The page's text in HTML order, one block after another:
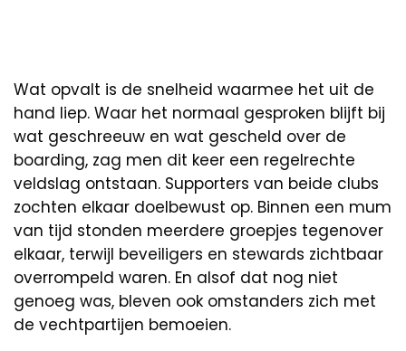
Wat opvalt is de snelheid waarmee het uit de
hand liep. Waar het normaal gesproken blijft bij
wat geschreeuw en wat gescheld over de
boarding, zag men dit keer een regelrechte
veldslag ontstaan. Supporters van beide clubs
zochten elkaar doelbewust op. Binnen een mum
van tijd stonden meerdere groepjes tegenover
elkaar, terwijl beveiligers en stewards zichtbaar
overrompeld waren. En alsof dat nog niet
genoeg was, bleven ook omstanders zich met
de vechtpartijen bemoeien.